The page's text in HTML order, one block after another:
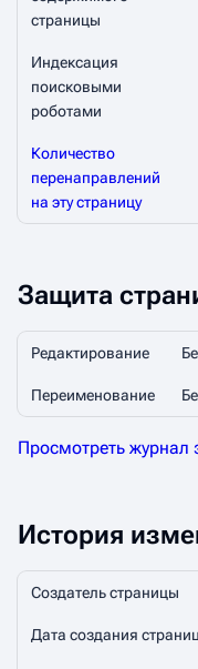
страницы
Индексация
поисковыми
роботами
Количество
перенаправлений
на эту страницу
Защита
Редактирование
Переименование
Просмотреть журнал
История
Создатель страницы
Дата создания